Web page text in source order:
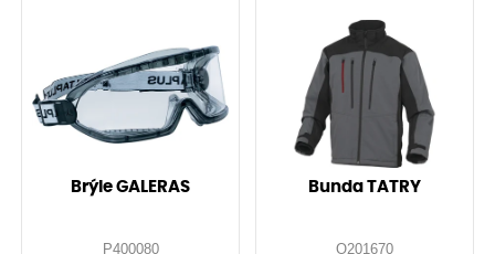
Brýle GALERAS
P400080
Bunda TATRY
O201670